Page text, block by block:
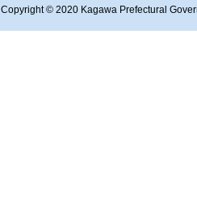
Copyright © 2020 Kagawa Prefectural